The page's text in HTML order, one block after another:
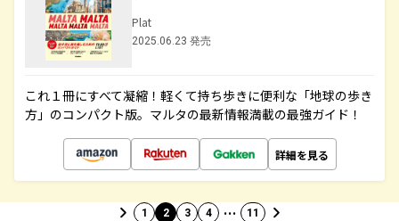
Plat
2025.06.23 発売
これ１冊にすべて凝縮！軽くて持ち歩きに便利な「地球の歩き
方」のコンパクト版。マルタの最新情報満載の最強ガイド！
詳細を見る
1 2 3 4 … 11